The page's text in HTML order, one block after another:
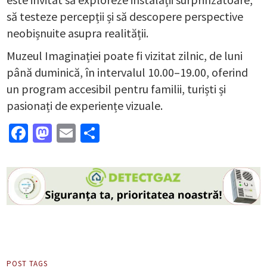
să testeze percepții și să descopere perspective
neobișnuite asupra realității.
Muzeul Imaginației poate fi vizitat zilnic, de luni
până duminică, în intervalul 10.00–19.00, oferind
un program accesibil pentru familii, turiști și
pasionați de experiențe vizuale.
Facebook
Mastodon
Email
POST TAGS